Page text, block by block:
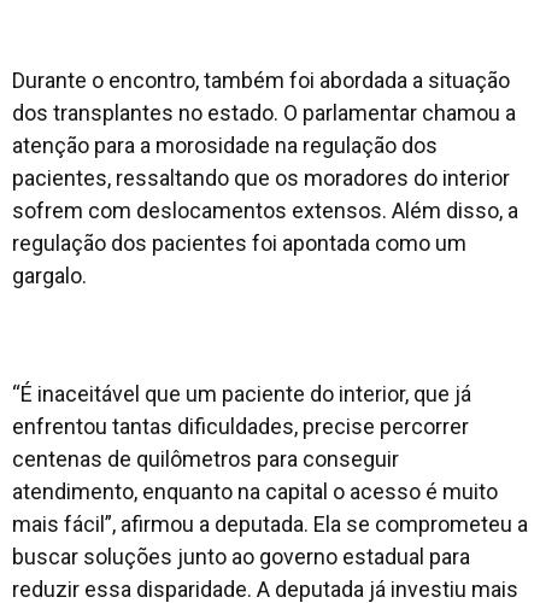
Durante o encontro, também foi abordada a situação
dos transplantes no estado. O parlamentar chamou a
atenção para a morosidade na regulação dos
pacientes, ressaltando que os moradores do interior
sofrem com deslocamentos extensos. Além disso, a
regulação dos pacientes foi apontada como um
gargalo.
“É inaceitável que um paciente do interior, que já
enfrentou tantas dificuldades, precise percorrer
centenas de quilômetros para conseguir
atendimento, enquanto na capital o acesso é muito
mais fácil”, afirmou a deputada. Ela se comprometeu a
buscar soluções junto ao governo estadual para
reduzir essa disparidade. A deputada já investiu mais